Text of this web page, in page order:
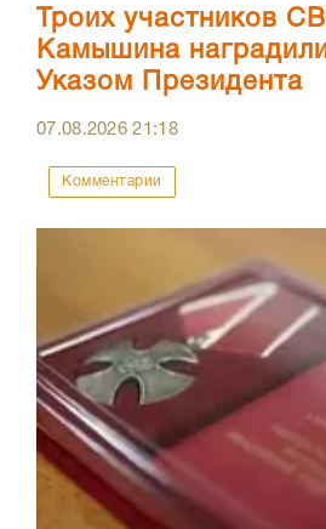
Троих участников
Камышина
Указом Президента
07.08.202621:18
Комментарии